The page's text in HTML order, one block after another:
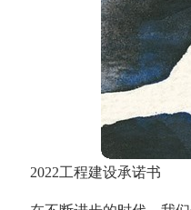
2022工程建设承诺书